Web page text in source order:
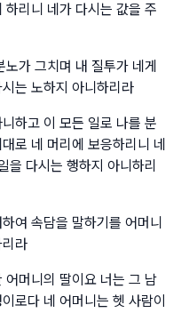
리니 네가 다시는 값을 주
가 그치며 내 질투가 네게
는 노하지 아니하리라
하고 이 모든 일로 나를 분
로 네 머리에 보응하리니 네
을 다시는 행하지 아니하리
여 속담을 말하기를 어머니
라
어머니의 딸이요 너는 그 남
로다 네 어머니는 헷 사람이